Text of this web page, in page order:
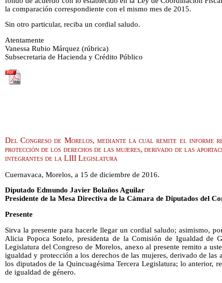
la comparación correspondiente con el mismo mes de 2015.
Sin otro particular, reciba un cordial saludo.
Atentamente
Vanessa Rubio Márquez (rúbrica)
Subsecretaria de Hacienda y Crédito Público
Del Congreso de Morelos, mediante la cual remite el informe
protección de los derechos de las mujeres, derivado de las
integrantes de la LIII Legislatura
Cuernavaca, Morelos, a 15 de diciembre de 2016.
Diputado Edmundo Javier Bolaños Aguilar
Presidente de la Mesa Directiva de la Cámara de Diputados del
Presente
Sirva la presente para hacerle llegar un cordial saludo; asimismo,
Alicia Popoca Sotelo, presidenta de la Comisión de Igualdad de
Legislatura del Congreso de Morelos, anexo al presente remito a
igualdad y protección a los derechos de las mujeres, derivado de las
los diputados de la Quincuagésima Tercera Legislatura; lo anterior,
de igualdad de género.